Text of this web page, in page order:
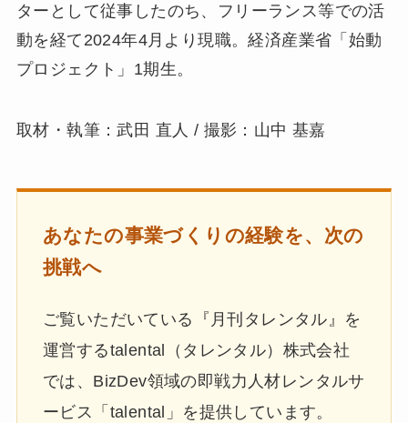
ターとして従事したのち、フリーランス等での活
動を経て2024年4月より現職。経済産業省「始動
プロジェクト」1期生。
取材・執筆：武田 直人 / 撮影：山中 基嘉
あなたの事業づくりの経験を、次の
挑戦へ
ご覧いただいている『月刊タレンタル』を
運営するtalental（タレンタル）株式会社
では、BizDev領域の即戦力人材レンタルサ
ービス「talental」を提供しています。